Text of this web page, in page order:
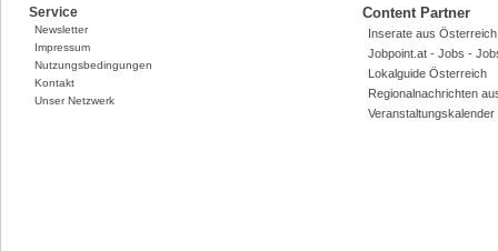
Service
Newsletter
Impressum
Nutzungsbedingungen
Kontakt
Unser Netzwerk
Content Partner
Inserate aus
Jobpoint.at - Jobs -
Lokalguide Österreich
Regionalnachrichten